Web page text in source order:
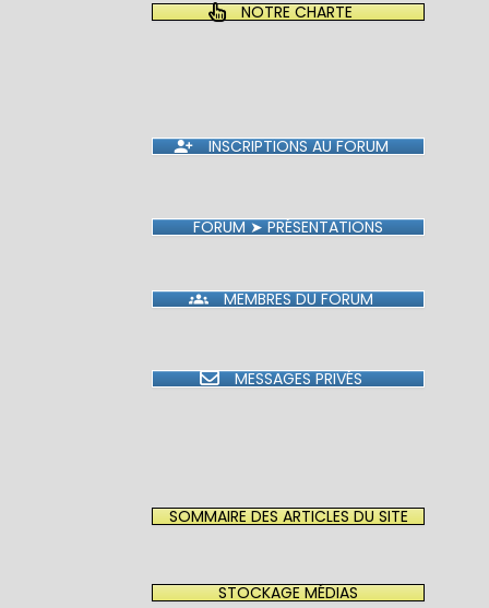
NOTRE CHARTE
INSCRIPTIONS AU FORUM
FORUM ➤ PRÉSENTATIONS
MEMBRES DU FORUM
MESSAGES PRIVÉS
SOMMAIRE DES ARTICLES DU SITE
STOCKAGE MÉDIAS